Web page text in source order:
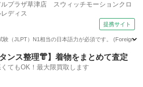
プラザ草津店 スウィッチモーションクロ
ディス
提携サイト
（JLPT）N1相当の日本語力が必須です。 (Foreign
その他
タンス整理👘】着物をまとめて査定
てもOK！最大限買取します